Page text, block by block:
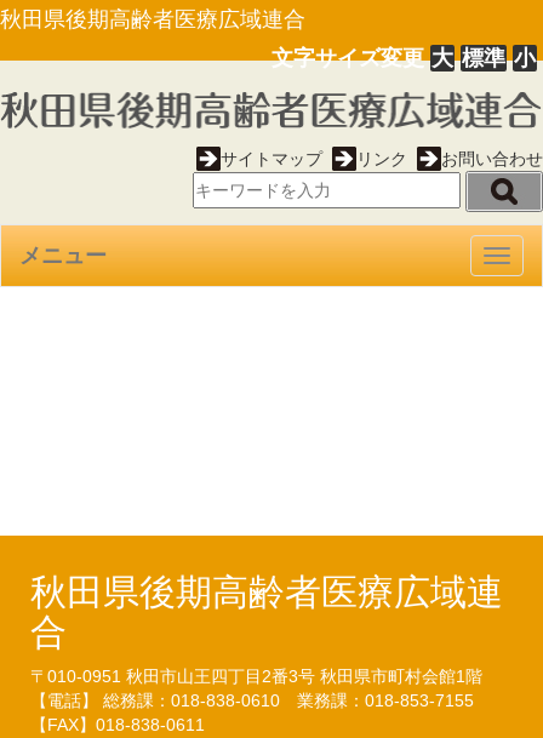
秋田県後期高齢者医療広域連合
文字サイズ変更大 標準 小
サイトマップ リンク お問い合わせ
メニュー
秋田県後期高齢者医療広域連
合
〒010-0951 秋田市山王四丁目2番3号 秋田県市町村会館1階
【電話】 総務課：018-838-0610 業務課：018-853-7155
【FAX】018-838-0611